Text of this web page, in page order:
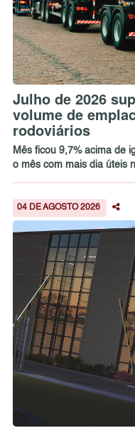
Julho de 2026
volume de
rodoviários
Mês ficou 9,7% acima de
o mês com mais dia úteis
04 DE AGOSTO 2026